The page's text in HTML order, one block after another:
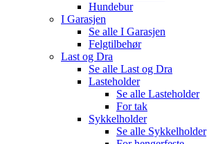
Hundebur
I Garasjen
Se alle I Garasjen
Felgtilbehør
Last og Dra
Se alle Last og Dra
Lasteholder
Se alle Lasteholder
For tak
Sykkelholder
Se alle Sykkelholder